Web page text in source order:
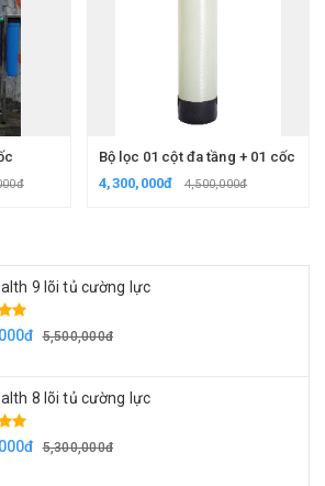
Bộ lọc 01 cột đa tầng + 01 cốc
4,300,000đ
4,500,000đ
9 lõi tủ cường lực
5,500,000đ
8 lõi tủ cường lực
5,300,000đ